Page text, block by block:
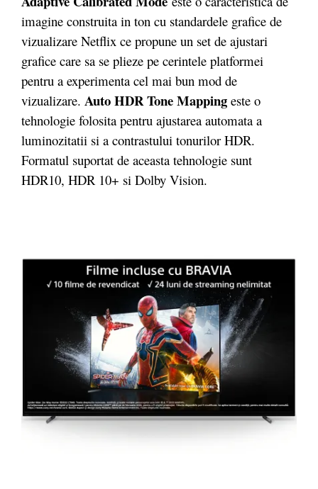
imagine construita in ton cu standardele grafice de
vizualizare Netflix ce propune un set de ajustari
grafice care sa se plieze pe cerintele platformei
pentru a experimenta cel mai bun mod de
vizualizare. Auto HDR Tone Mapping este o
tehnologie folosita pentru ajustarea automata a
luminozitatii si a contrastului tonurilor HDR.
Formatul suportat de aceasta tehnologie sunt
HDR10, HDR 10+ si Dolby Vision.